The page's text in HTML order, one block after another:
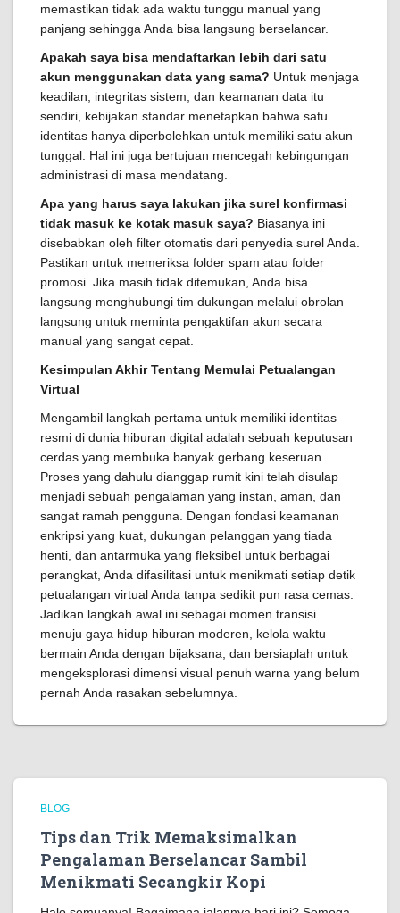
memastikan tidak ada waktu tunggu manual yang
panjang sehingga Anda bisa langsung berselancar.
Apakah saya bisa mendaftarkan lebih dari satu
akun menggunakan data yang sama? Untuk menjaga
keadilan, integritas sistem, dan keamanan data itu
sendiri, kebijakan standar menetapkan bahwa satu
identitas hanya diperbolehkan untuk memiliki satu akun
tunggal. Hal ini juga bertujuan mencegah kebingungan
administrasi di masa mendatang.
Apa yang harus saya lakukan jika surel konfirmasi
tidak masuk ke kotak masuk saya? Biasanya ini
disebabkan oleh filter otomatis dari penyedia surel Anda.
Pastikan untuk memeriksa folder spam atau folder
promosi. Jika masih tidak ditemukan, Anda bisa
langsung menghubungi tim dukungan melalui obrolan
langsung untuk meminta pengaktifan akun secara
manual yang sangat cepat.
Kesimpulan Akhir Tentang Memulai Petualangan
Virtual
Mengambil langkah pertama untuk memiliki identitas
resmi di dunia hiburan digital adalah sebuah keputusan
cerdas yang membuka banyak gerbang keseruan.
Proses yang dahulu dianggap rumit kini telah disulap
menjadi sebuah pengalaman yang instan, aman, dan
sangat ramah pengguna. Dengan fondasi keamanan
enkripsi yang kuat, dukungan pelanggan yang tiada
henti, dan antarmuka yang fleksibel untuk berbagai
perangkat, Anda difasilitasi untuk menikmati setiap detik
petualangan virtual Anda tanpa sedikit pun rasa cemas.
Jadikan langkah awal ini sebagai momen transisi
menuju gaya hidup hiburan moderen, kelola waktu
bermain Anda dengan bijaksana, dan bersiaplah untuk
mengeksplorasi dimensi visual penuh warna yang belum
pernah Anda rasakan sebelumnya.
BLOG
Tips dan Trik Memaksimalkan
Pengalaman Berselancar Sambil
Menikmati Secangkir Kopi